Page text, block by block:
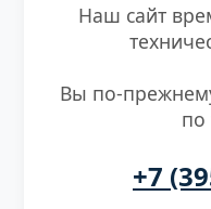
Наш сайт
Вы по-
по
+7